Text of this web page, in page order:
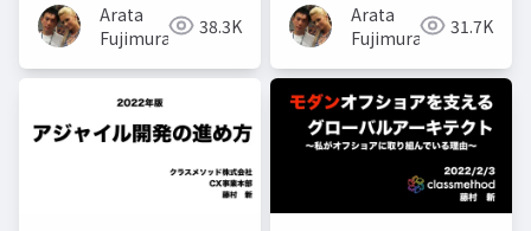
Arata
Fujimura
38.3K
Arata
Fujimura
31.7K